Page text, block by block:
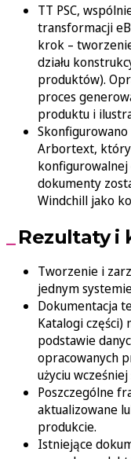
TT PSC,
transformacji
krok –
działu
produktów).
proces
produktu i
Arbortext,
dokumenty
Windchill jako
Rezultaty i
Tworzenie i
jednym
Dokumentacja
Katalogi części)
podstawie
opracowanych
użyciu
Poszczególne
aktualizowane
produkcie.
Istniejące